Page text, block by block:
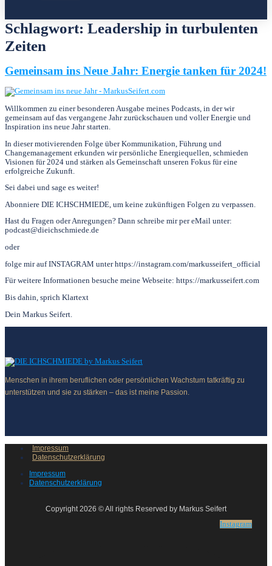
Schlagwort: Leadership in turbulenten
Zeiten
Gemeinsam ins Neue Jahr: Energie tanken für 2024!
Willkommen zu einer besonderen Ausgabe meines Podcasts, in der wir
gemeinsam auf das vergangene Jahr zurückschauen und voller Energie und
Inspiration ins neue Jahr starten.
In dieser motivierenden Folge über Kommunikation, Führung und
Changemanagement erkunden wir persönliche Energiequellen, schmieden
Visionen für 2024 und stärken als Gemeinschaft unseren Fokus für eine
erfolgreiche Zukunft.
Sei dabei und sage es weiter!
Abonniere DIE ICHSCHMIEDE, um keine zukünftigen Folgen zu verpassen.
Hast du Fragen oder Anregungen? Dann schreibe mir per eMail unter:
podcast@dieichschmiede.de
oder
folge mir auf INSTAGRAM unter https://instagram.com/markusseifert_official
Für weitere Informationen besuche meine Webseite: https://markusseifert.com
Bis dahin, sprich Klartext
Dein Markus Seifert.
Menschen in ihrem beruflichen oder persönlichen Wachstum tatkräftig zu
unterstützen und sie zu stärken – das ist meine Passion.
Impressum
Datenschutzerklärung
Impressum
Datenschutzerklärung
Copyright 2026 © All rights Reserved by Markus Seifert
Instagram